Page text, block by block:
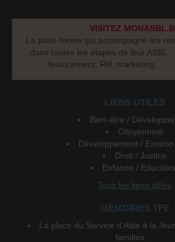
VISITEZ
La plate-forme qui accompagne les
dans toutes les étapes de leur ASBL :
financement, RH, marketing...
LIENS UTILES
Bien-être /
Citoyenneté
Développement /
Droit / Justice
Enfance /
Tous les liens utiles
MÉMOIRES TFE
La place du Service d'Aide à la
familles ...